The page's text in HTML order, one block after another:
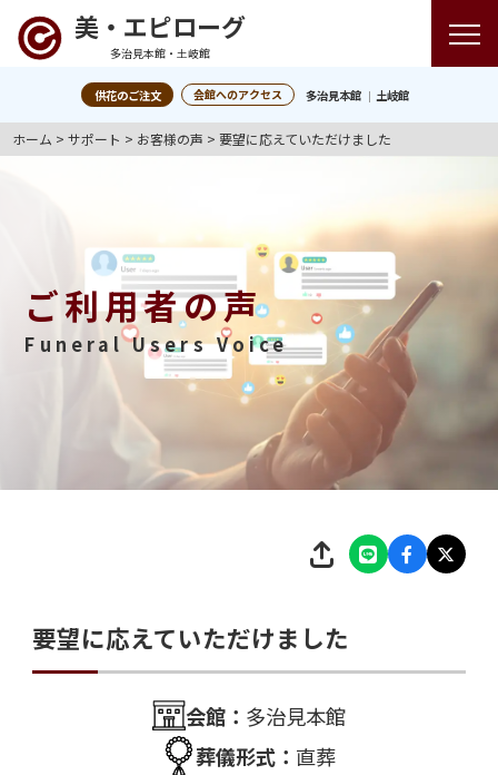
美・エピローグ
多治見本館・土岐館
供花のご注文 会館へのアクセス 多治見本館 土岐館
ホーム >サポート > お客様の声 >要望に応えていただけました
ご利用者の声
Funeral Users Voice
要望に応えていただけました
会館： 多治見本館
葬儀形式： 直葬